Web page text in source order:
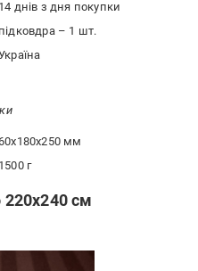
14 днів з дня покупки
підковдра – 1 шт.
мм
1500 г
см